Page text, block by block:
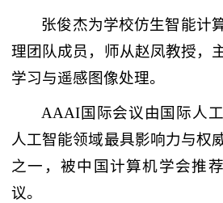
张俊杰为学校仿生智能计
理团队成员，师从赵凤教授，
学习与遥感图像处理。
AAAI国际会议由国际人
人工智能领域最具影响力与权
之一，被中国计算机学会推
议。